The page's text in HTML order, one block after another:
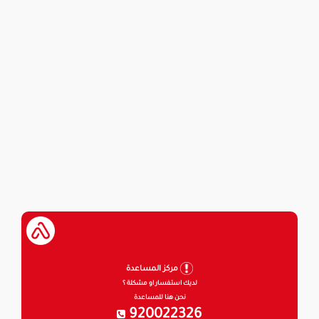
مركز المساعدة
لديك استفسار او مشكلة ؟
نحن هنا للمساعدة
920022326